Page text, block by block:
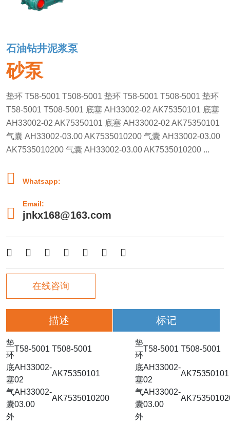
石油钻井泥浆泵
砂泵
垫环 T58-5001 T508-5001 垫环 T58-5001 T508-5001 垫环
T58-5001 T508-5001 底塞 AH33002-02 AK75350101 底塞
AH33002-02 AK75350101 底塞 AH33002-02 AK75350101
气囊 AH33002-03.00 AK7535010200 气囊 AH33002-03.00
AK7535010200 气囊 AH33002-03.00 AK7535010200 ...
 Whatsapp:

Email:
jnkx168@163.com
      
在线咨询
描述 标记
垫
环
T58-5001 T508-5001
垫
环
T58-5001 T508-5001
底
塞
AH33002-
02
AK75350101
底
塞
AH33002-
02
AK75350101
气
囊
AH33002-
03.00
AK7535010200
气
囊
AH33002-
03.00
外
外